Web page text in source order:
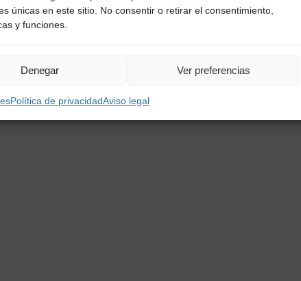
únicas en este sitio. No consentir o retirar el consentimiento,
y funciones.
Denegar Ver preferencias
Política de privacidadAviso legal
los derechos reservados © 2022-2025